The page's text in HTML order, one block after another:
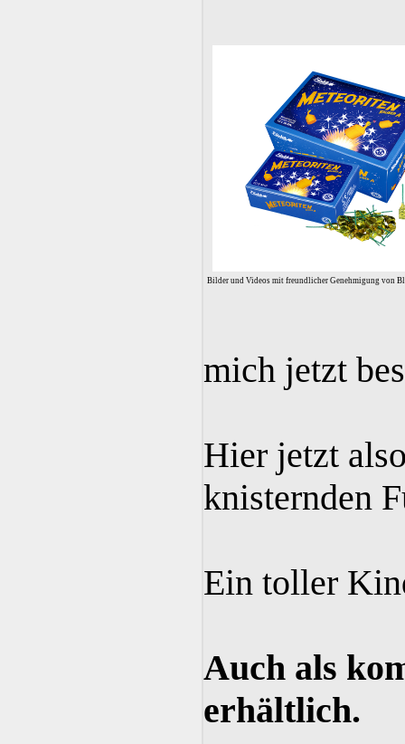
Bilder und Videos mit freundlicher Genehmigung von
mich jetzt
Hier jetzt
knisternden
Ein toller
Auch als
erhältlich.